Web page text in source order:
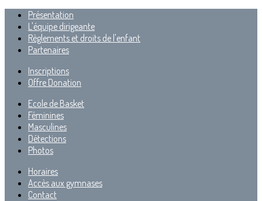
Présentation
L'équipe dirigeante
Règlements et droits de l'enfant
Partenaires
Inscriptions
Offre Donation
Ecole de Basket
Féminines
Masculines
Détections
Photos
Horaires
Accès aux gymnases
Contact